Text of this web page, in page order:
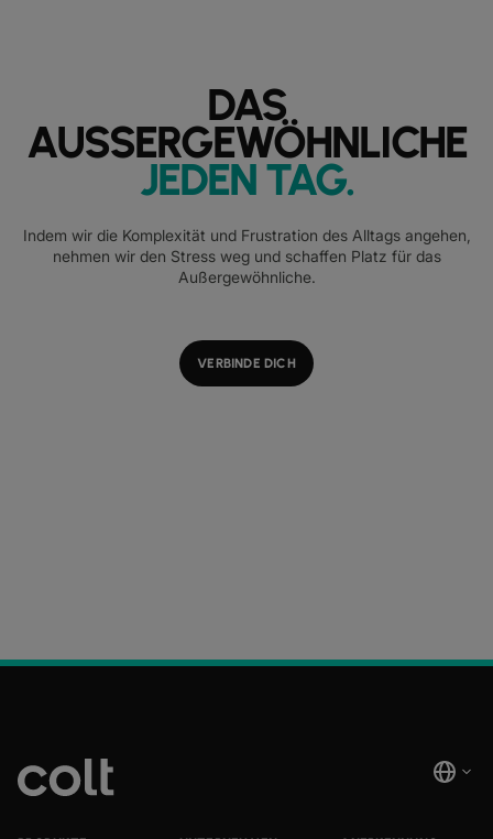
DAS
AUSSERGEWÖHNLICHE
JEDEN TAG.
Indem wir die Komplexität und Frustration des Alltags angehen,
nehmen wir den Stress weg und schaffen Platz für das
Außergewöhnliche.
VERBINDE DICH